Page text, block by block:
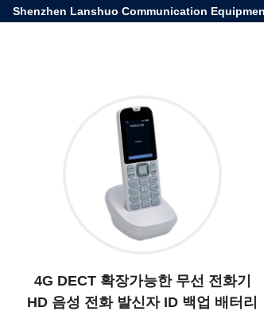
Shenzhen Lanshuo Communication
4G DECT 확장가능한 무선 전화기
HD 음성 전화 발신자 ID 백업 배터리